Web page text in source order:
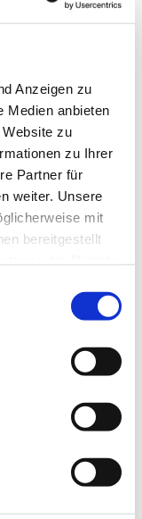
Anzeigen zu
Medien anbieten
zu
zu Ihrer
Partner für
weiter. Unsere
mit
bereitgestellt